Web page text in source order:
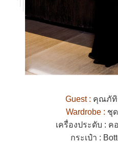
Guest : คุณภัทิ
Wardrobe : ชุ
เครื่องประดับ :
กระเป๋า :